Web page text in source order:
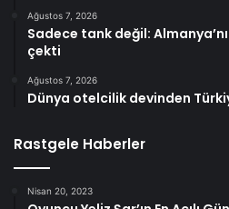
Ağustos 7, 2026
Sadece tank değil:
çekti
Ağustos 7, 2026
Dünya otelcilik devinden
Rastgele Haberler
Nisan 20, 2023